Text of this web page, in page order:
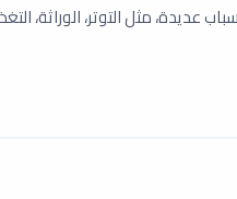
مثل التوتر، الوراثة،